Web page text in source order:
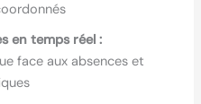
en temps réel :
face aux absences et